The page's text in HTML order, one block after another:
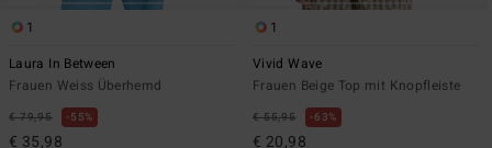
1
Laura In Between
Frauen Weiss Überhemd
€ 79,95 55%
€ 35,98
1
Vivid Wave
Frauen Beige Top mit Knopfleiste
€ 55,95 63%
€ 20,98